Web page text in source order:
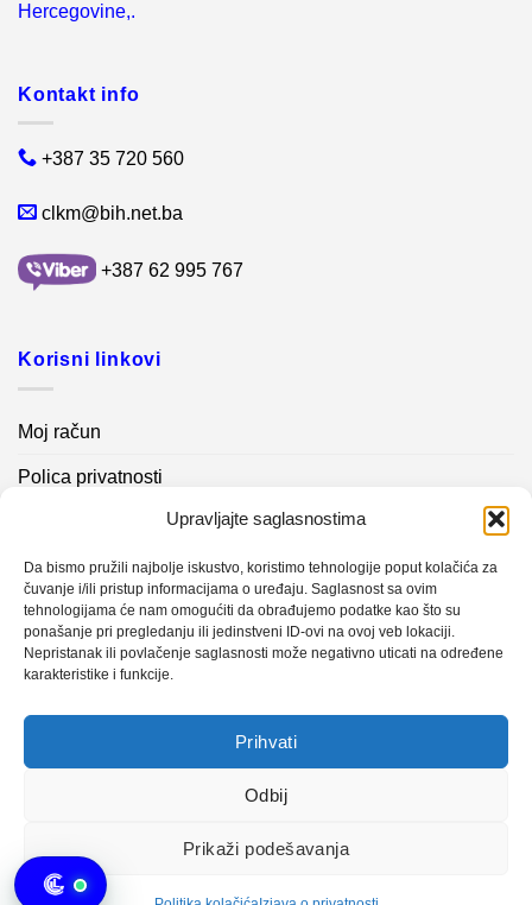
Upravljajte saglasnostima
Da bismo pružili najbolje iskustvo, koristimo tehnologije poput kolačića za
čuvanje i/ili pristup informacijama o uređaju. Saglasnost sa ovim
tehnologijama će nam omogućiti da obrađujemo podatke kao što su
ponašanje pri pregledanju ili jedinstveni ID-ovi na ovoj veb lokaciji.
Nepristanak ili povlačenje saglasnosti može negativno uticati na određene
karakteristike i funkcije.
Prihvati
Odbij
Prikaži podešavanja
Hercegovine,.
Kontakt info
+387 35 720 560
clkm@bih.net.ba
+387 62 995 767
Korisni linkovi
Moj račun
Polica privatnosti
Kontakt info
Novosti
Sistem mjerenja vibracija – papir mašina 4
Certificirani partner za održavanje